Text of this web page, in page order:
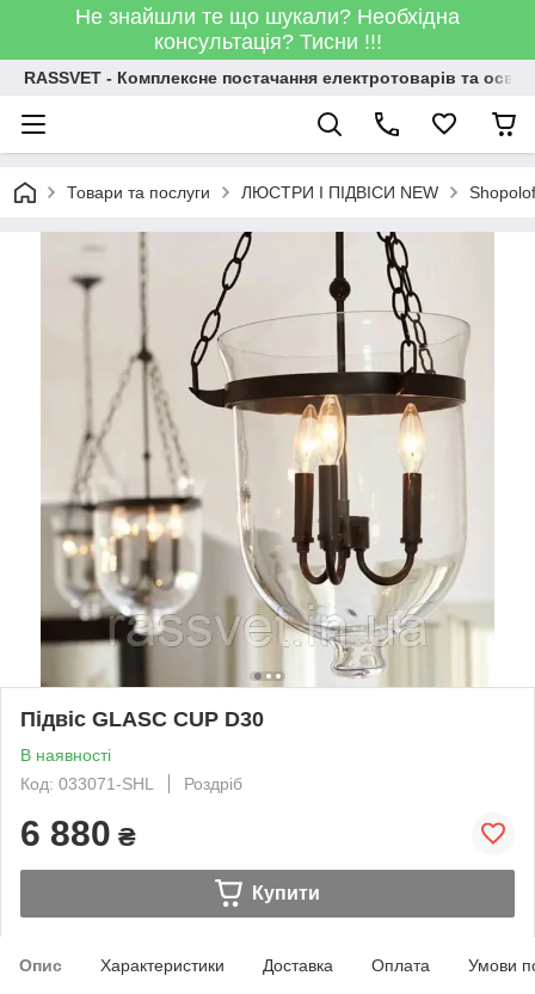
Не знайшли те що шукали? Необхідна
консультація? Тисни !!!
RASSVET - Комплексне постачання електротоварів та
Товари та послуги ЛЮСТРИ І ПІДВІСИ NEW
Підвіс GLASC CUP D30
В наявності
Код: 033071-SHL
Роздріб
6 880 ₴
Купити
Опис Характеристики Доставка Оплата Умови